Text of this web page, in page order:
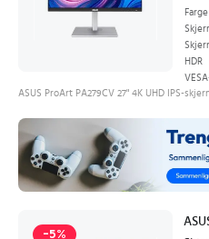
Farge
HDR
ASUS ProArt PA279CV 27" 4K UHD IPS-
-5%